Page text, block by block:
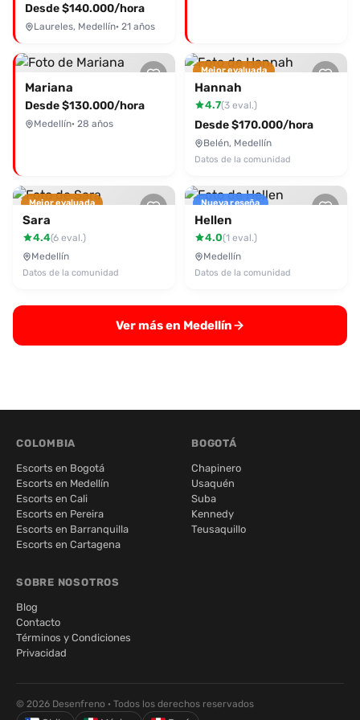
Desde $140.000/hora
Laureles, Medellín· 21 años
Mariana
Desde $130.000/hora
Medellín· 28 años
Mejor evaluada
Hannah
4.7(3 eval.)
Desde $170.000/hora
Belén, Medellín
Datos de la comunidad
Mejor evaluada
Sara
4.4(6 eval.)
Medellín
Datos de la comunidad
Nueva reseña
Hellen
4.0(1 eval.)
Medellín
Datos de la comunidad
Ver más en Medellín
COLOMBIA
Escorts en Bogotá
Escorts en Medellín
Escorts en Cali
Escorts en Pereira
Escorts en Barranquilla
Escorts en Cartagena
BOGOTÁ
Chapinero
Usaquén
Suba
Kennedy
Teusaquillo
SOBRE NOSOTROS
Blog
Contacto
Términos y Condiciones
Privacidad
© 2026 Desenfreno · Todos los derechos reservados